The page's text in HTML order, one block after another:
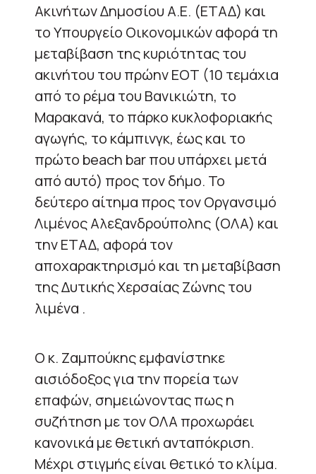
Ακινήτων Δημοσίου Α.Ε. (ΕΤΑΔ) και
το Υπουργείο Οικονομικών αφορά τη
μεταβίβαση της κυριότητας του
ακινήτου του πρώην ΕΟΤ (10 τεμάχια
από το ρέμα του Βανικιώτη, το
Μαρακανά, το πάρκο κυκλοφοριακής
αγωγής, το κάμπινγκ, έως και το
πρώτο beach bar που υπάρχει μετά
από αυτό) προς τον δήμο. Το
δεύτερο αίτημα προς τον Οργανσιμό
Λιμένος Αλεξανδρούπολης (ΟΛΑ) και
την ΕΤΑΔ, αφορά τον
αποχαρακτηρισμό και τη μεταβίβαση
της Δυτικής Χερσαίας Ζώνης του
λιμένα .
Ο κ. Ζαμπούκης εμφανίστηκε
αισιόδοξος για την πορεία των
επαφών, σημειώνοντας πως η
συζήτηση με τον ΟΛΑ προχωράει
κανονικά με θετική ανταπόκριση.
Μέχρι στιγμής είναι θετικό το κλίμα.